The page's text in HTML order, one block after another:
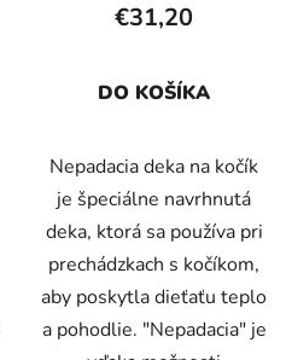
€31,20
DO KOŠÍKA
Nepadacia deka na kočík
je špeciálne navrhnutá
deka, ktorá sa používa pri
prechádzkach s kočíkom,
aby poskytla dieťaťu teplo
a pohodlie. "Nepadacia" je